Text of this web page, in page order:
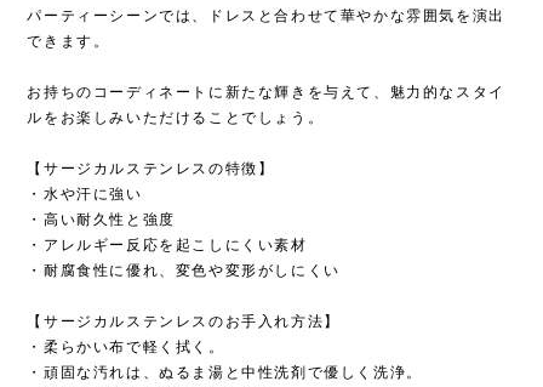
パーティーシーンでは、ドレスと合わせて華やかな雰囲気を演出
できます。
お持ちのコーディネートに新たな輝きを与えて、魅力的なスタイ
ルをお楽しみいただけることでしょう。
【サージカルステンレスの特徴】
・水や汗に強い
・高い耐久性と強度
・アレルギー反応を起こしにくい素材
・耐腐食性に優れ、変色や変形がしにくい
【サージカルステンレスのお手入れ方法】
・柔らかい布で軽く拭く。
・頑固な汚れは、ぬるま湯と中性洗剤で優しく洗浄。